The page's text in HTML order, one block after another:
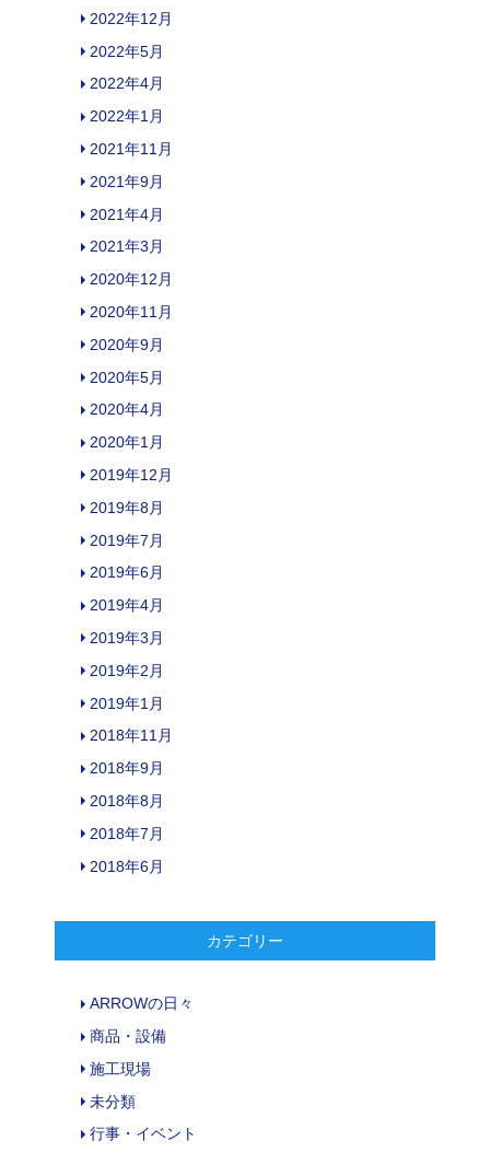
2022年12月
2022年5月
2022年4月
2022年1月
2021年11月
2021年9月
2021年4月
2021年3月
2020年12月
2020年11月
2020年9月
2020年5月
2020年4月
2020年1月
2019年12月
2019年8月
2019年7月
2019年6月
2019年4月
2019年3月
2019年2月
2019年1月
2018年11月
2018年9月
2018年8月
2018年7月
2018年6月
カテゴリー
ARROWの日々
商品・設備
施工現場
未分類
行事・イベント